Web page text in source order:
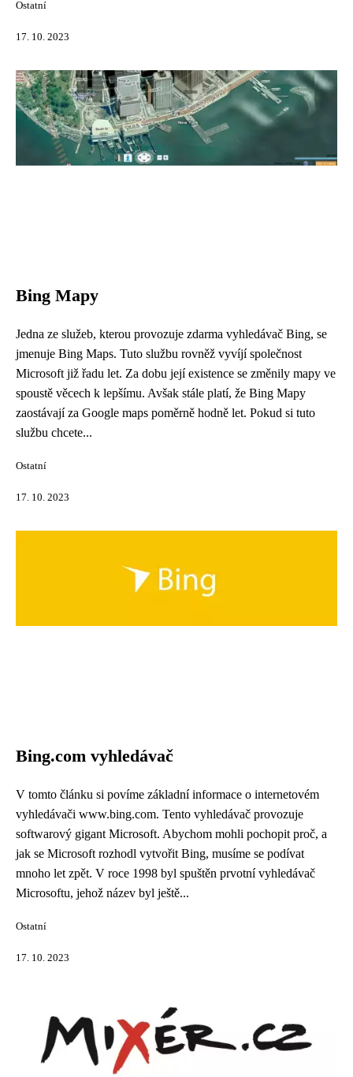
Ostatní
17. 10. 2023
Bing Mapy
Jedna ze služeb, kterou provozuje zdarma vyhledávač Bing, se
jmenuje Bing Maps. Tuto službu rovněž vyvíjí společnost
Microsoft již řadu let. Za dobu její existence se změnily mapy ve
spoustě věcech k lepšímu. Avšak stále platí, že Bing Mapy
zaostávají za Google maps poměrně hodně let. Pokud si tuto
službu chcete...
Ostatní
17. 10. 2023
Bing.com vyhledávač
V tomto článku si povíme základní informace o internetovém
vyhledávači www.bing.com. Tento vyhledávač provozuje
softwarový gigant Microsoft. Abychom mohli pochopit proč, a
jak se Microsoft rozhodl vytvořit Bing, musíme se podívat
mnoho let zpět. V roce 1998 byl spuštěn prvotní vyhledávač
Microsoftu, jehož název byl ještě...
Ostatní
17. 10. 2023